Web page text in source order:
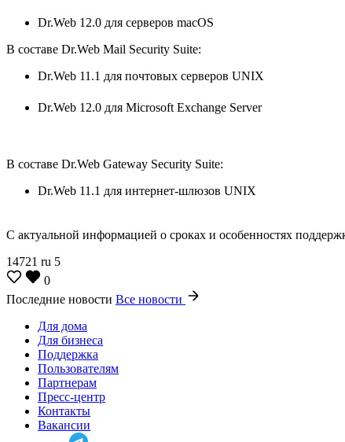
Dr.Web 12.0 для серверов macOS
В составе Dr.Web Mail Security Suite:
Dr.Web 11.1 для почтовых серверов UNIX
Dr.Web 12.0 для Microsoft Exchange Server
В составе Dr.Web Gateway Security Suite:
Dr.Web 11.1 для интернет-шлюзов UNIX
С актуальной информацией о сроках и особенностях
14721 ru 5
0
Последние новости Все новости
Для дома
Для бизнеса
Поддержка
Пользователям
Партнерам
Пресс-центр
Контакты
Вакансии